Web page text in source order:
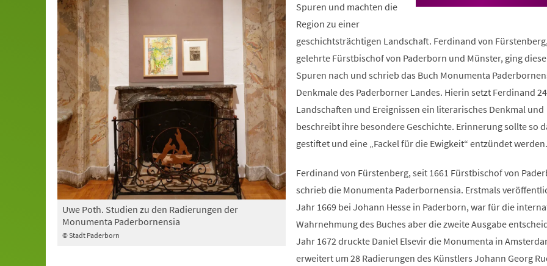
© Stadt Paderborn
Uwe Poth. Studien zu den Radierungen der
Monumenta Paderbornensia
Spuren und machten die
Region zu einer
geschichtsträchtigen Landschaft. Ferdinand von
gelehrte Fürstbischof von Paderborn und Münster, ging
Spuren nach und schrieb das Buch Monumenta
Denkmale des Paderborner Landes. Hierin setzt Ferdinand
Landschaften und Ereignissen ein literarisches Denkmal und
beschreibt ihre besondere Geschichte. Erinnerung sollte so
gestiftet und eine „Fackel für die Ewigkeit“ entzündet
Ferdinand von Fürstenberg, seit 1661 Fürstbischof von
schrieb die Monumenta Paderbornensia. Erstmals
Jahr 1669 bei Johann Hesse in Paderborn, war für die
Wahrnehmung des Buches aber die zweite Ausgabe
Jahr 1672 druckte Daniel Elsevir die Monumenta in
erweitert um 28 Radierungen des Künstlers Johann Georg